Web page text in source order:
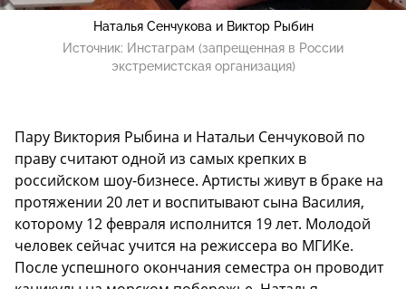
Наталья Сенчукова и Виктор Рыбин
Источник: Инстаграм (запрещенная в России
экстремистская организация)
Пару Виктория Рыбина и Натальи Сенчуковой по
праву считают одной из самых крепких в
российском шоу-бизнесе. Артисты живут в браке на
протяжении 20 лет и воспитывают сына Василия,
которому 12 февраля исполнится 19 лет. Молодой
человек сейчас учится на режиссера во МГИКе.
После успешного окончания семестра он проводит